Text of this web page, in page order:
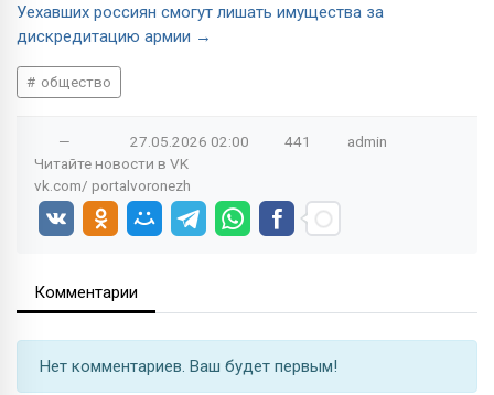
Уехавших россиян смогут лишать имущества за
дискредитацию армии →
общество
— 27.05.2026 02:00 441
admin
Читайте новости в VK
vk.com/ portalvoronezh
Комментарии
Нет комментариев. Ваш будет первым!